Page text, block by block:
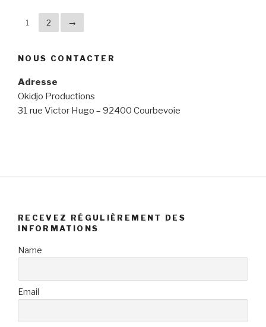
1 2 →
NOUS CONTACTER
Adresse
Okidjo Productions
31 rue Victor Hugo – 92400 Courbevoie
RECEVEZ RÉGULIÈREMENT DES
INFORMATIONS
Name
Email